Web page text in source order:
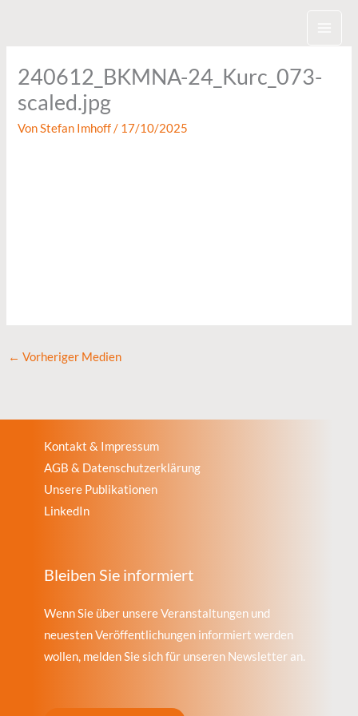
240612_BKMNA-24_Kurc_073-
scaled.jpg
VonStefan Imhoff/ 17/10/2025
← Vorheriger Medien
Kontakt & Impressum
AGB & Datenschutzerklärung
Unsere Publikationen
LinkedIn
Bleiben Sie informiert
Wenn Sie über unsere Veranstaltungen und
neuesten Veröffentlichungen informiert werden
wollen, melden Sie sich für unseren Newsletter an.